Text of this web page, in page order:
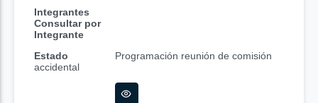
Integrantes
Consultar por
Integrante
Estado
Programación reunión de comisión
accidental